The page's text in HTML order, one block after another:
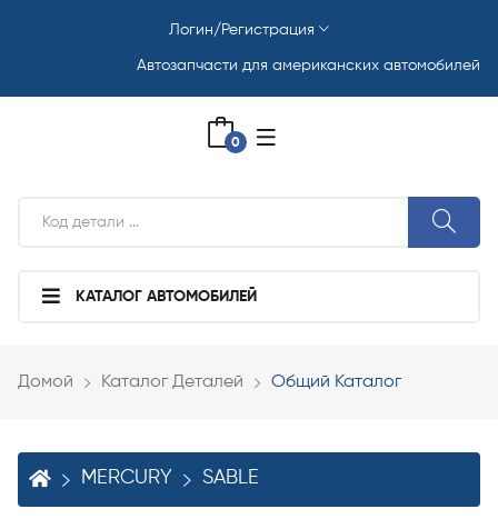
Автозапчасти для американских автомобилей
Логин/Регистрация
0
КАТАЛОГ АВТОМОБИЛЕЙ
Домой Каталог Деталей Общий Каталог
MERCURY SABLE